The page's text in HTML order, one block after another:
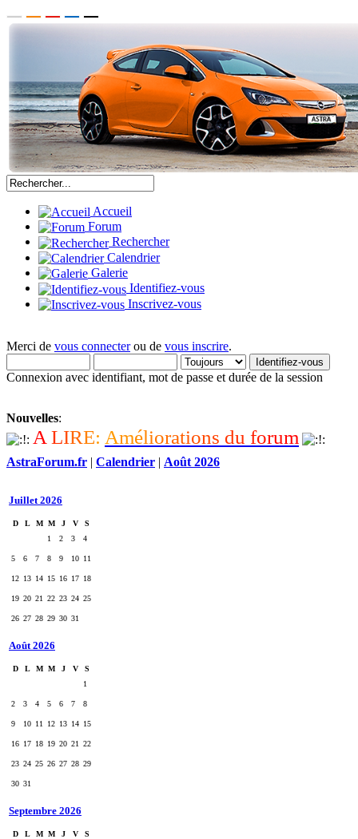
Accueil
Forum
Rechercher
Calendrier
Galerie
Identifiez-vous
Inscrivez-vous
Merci de vous connecterou de vous inscrire.
Connexion avec identifiant, mot de passe et durée de la session
Nouvelles:
A LIRE: Améliorations du forum
AstraForum.fr | Calendrier | Août 2026
Juillet 2026
D L M M J V
S
1
2 3 4
5 6 7 8 9 10 11
12 13 14 15 16 17 18
19 20 21 22 23 24 25
26 27 28 29 30 31
Août 2026
D L M M J V
S
1
2 3 4 5 6 7 8
9 10 11 12 13 14 15
16 17 18 19 20 21 22
23 24 25 26 27 28 29
30 31
Septembre 2026
D L M M J V
S